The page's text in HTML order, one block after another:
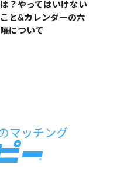
は？やってはいけない
こと&カレンダーの六
曜について